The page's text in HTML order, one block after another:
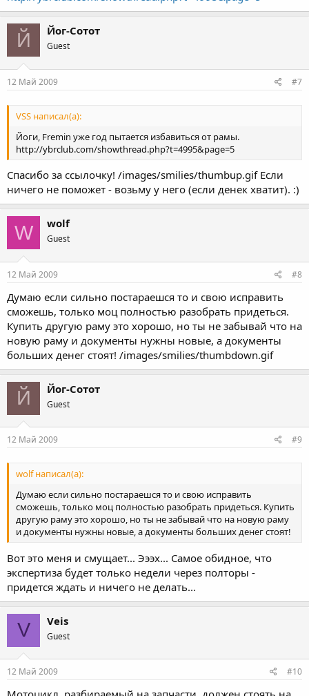
Й Йог-Сотот
Guest
12 Май 2009 #7
VSS написал(а):
Йоги, Fremin уже год пытается избавиться от рамы.
http://ybrclub.com/showthread.php?t=4995&page=5
Спасибо за ссылочку! /images/smilies/thumbup.gif Если
ничего не поможет - возьму у него (если денек хватит). :)
W wolf
Guest
12 Май 2009 #8
Думаю если сильно постараешся то и свою исправить
сможешь, только моц полностью разобрать придеться.
Купить другую раму это хорошо, но ты не забывай что на
новую раму и документы нужны новые, а документы
больших денег стоят! /images/smilies/thumbdown.gif
Й Йог-Сотот
Guest
12 Май 2009 #9
wolf написал(а):
Думаю если сильно постараешся то и свою исправить
сможешь, только моц полностью разобрать придеться. Купить
другую раму это хорошо, но ты не забывай что на новую раму
и документы нужны новые, а документы больших денег стоят!
Вот это меня и смущает... Эээх... Самое обидное, что
экспертиза будет только недели через полторы -
придется ждать и ничего не делать...
V Veis
Guest
12 Май 2009 #10